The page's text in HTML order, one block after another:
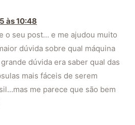
às 10:48
o seu post… e me ajudou muito
dúvida sobre qual máquina
dúvida era saber qual das
mais fáceis de serem
me parece que são bem